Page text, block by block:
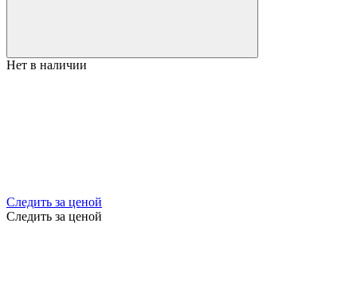
Нет в наличии
Следить за ценой
Следить за ценой